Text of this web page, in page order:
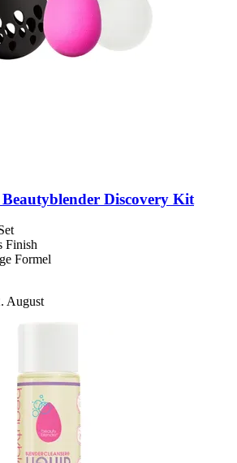
Discovery Kit
Finish
Formel
August